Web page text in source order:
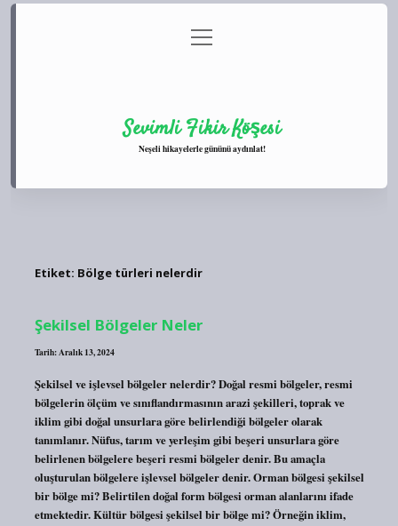
Gizlilik Politikası
menüyü
aç
Sevimli Fikir Köşesi
Neşeli hikayelerle gününü aydınlat!
Etiket: Bölge türleri nelerdir
Şekilsel Bölgeler Neler
Tarih: Aralık 13, 2024
Şekilsel ve işlevsel bölgeler nelerdir? Doğal resmi bölgeler, resmi
bölgelerin ölçüm ve sınıflandırmasının arazi şekilleri, toprak ve
iklim gibi doğal unsurlara göre belirlendiği bölgeler olarak
tanımlanır. Nüfus, tarım ve yerleşim gibi beşeri unsurlara göre
belirlenen bölgelere beşeri resmi bölgeler denir. Bu amaçla
oluşturulan bölgelere işlevsel bölgeler denir. Orman bölgesi şekilsel
bir bölge mi? Belirtilen doğal form bölgesi orman alanlarını ifade
etmektedir. Kültür bölgesi şekilsel bir bölge mi? Örneğin iklim,